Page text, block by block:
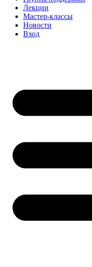
Лекции
Мастер-классы
Новости
Вход